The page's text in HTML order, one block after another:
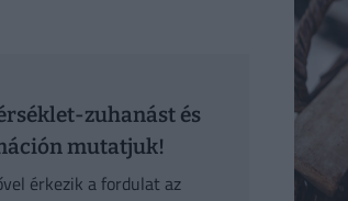
zuhanást és
mutatjuk!
érkezik a fordulat az